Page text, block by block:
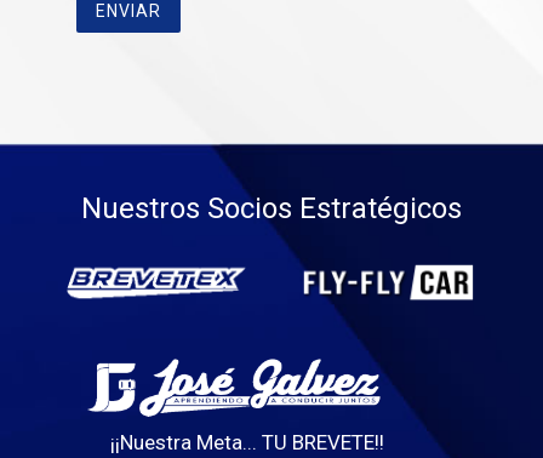
ENVIAR
Nuestros Socios Estratégicos
¡¡Nuestra Meta... TU BREVETE!!